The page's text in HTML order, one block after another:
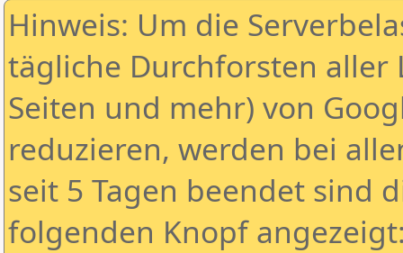
Hinweis: Um die
tägliche Durchforsten aller
Seiten und mehr) von
reduzieren, werden bei
seit 5 Tagen beendet sind
folgenden Knopf